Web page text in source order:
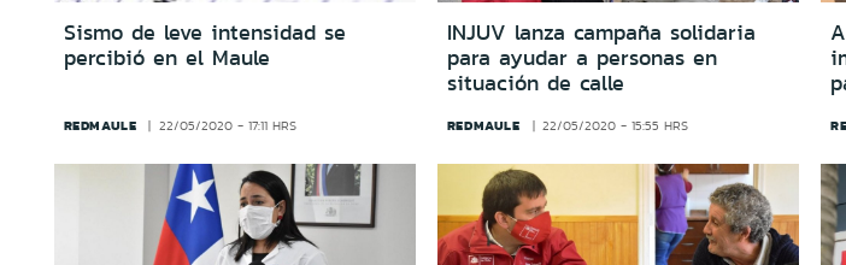
Sismo de leve intensidad se
percibió en el Maule
REDMAULE 22/05/2020 - 17:11 HRS
INJUV lanza campaña solidaria
para ayudar a personas en
situación de calle
REDMAULE 22/05/2020 - 15:55 HRS